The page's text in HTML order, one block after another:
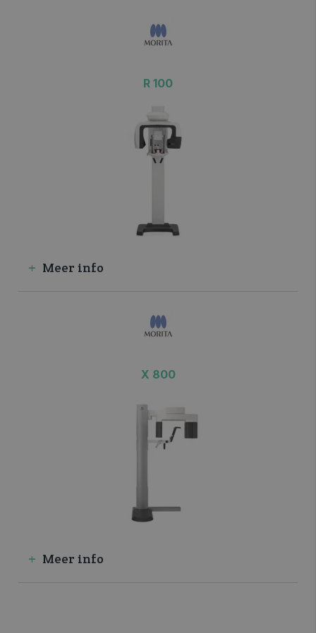
>> VRAAG INFO / OFFERTE
R 100
Meer info
X 800
Meer info